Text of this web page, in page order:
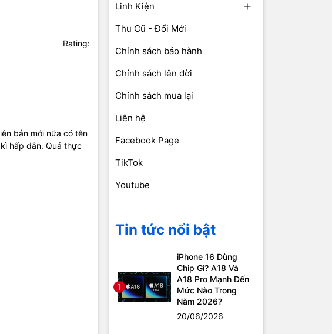
Rating:
bản mới nữa có tên
hấp dẫn. Quả thực
Linh Kiện
Thu Cũ - Đổi Mới
Chính sách bảo hành
Chính sách lên đời
Chính sách mua lại
Liên hệ
Facebook Page
TikTok
Youtube
Tin tức nổi bật
1
iPhone 16 Dùng
Chip Gì? A18 Và
A18 Pro Mạnh Đến
Mức Nào Trong
Năm 2026?
20/06/2026